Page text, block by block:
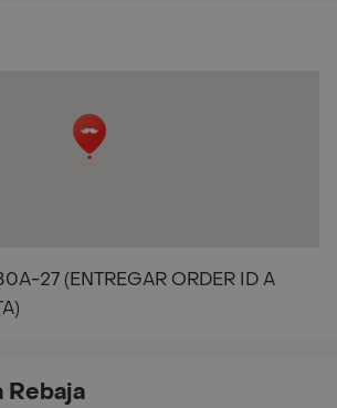
27 (ENTREGAR ORDER ID A
Rebaja